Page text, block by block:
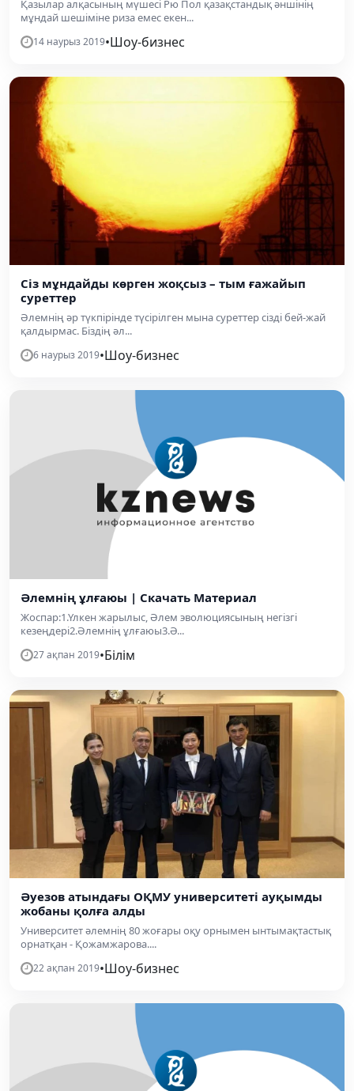
Қазылар алқасының мүшесі Рю Пол қазақстандық әншінің
мұндай шешіміне риза емес екен...
14 наурыз 2019•Шоу-бизнес
Сіз мұндайды көрген жоқсыз – тым ғажайып
суреттер
Әлемнің әр түкпірінде түсірілген мына суреттер сізді бей-жай
қалдырмас. Біздің әл...
6 наурыз 2019•Шоу-бизнес
Әлемнің ұлғаюы | Скачать Материал
Жоспар:1.Үлкен жарылыс, Әлем эволюциясының негізгі
кезеңдері2.Әлемнің ұлғаюы3.Ә...
27 ақпан 2019•Білім
Әуезов атындағы ОҚМУ университеті ауқымды
жобаны қолға алды
Университет әлемнің 80 жоғары оқу орнымен ынтымақтастық
орнатқан - Қожамжарова....
22 ақпан 2019•Шоу-бизнес